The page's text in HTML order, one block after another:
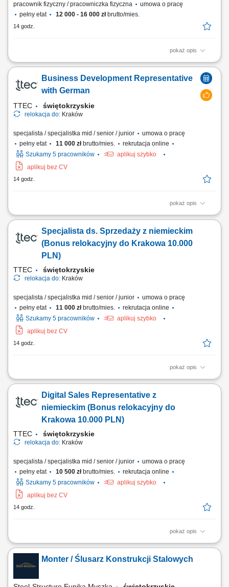
pracownik fizyczny / pracowniczka fizyczna
umowa o pracę
pełny etat
12 000 - 16 000 złbrutto/mies.
14 godz.
pokaż opis
wykonywanie prac spawalniczych metodą MAG (135) oraz TIG/WIG
dokumentacją techniczną, spawanie konstrukcji stalowych, rur oraz
komponentów ze stali węglowej i nierdzewnej, montaż oraz sczepianie
Business Development Representative
with German
TTEC świętokrzyskie
relokacja do: Kraków
specjalista / specjalistka mid / senior / junior
umowa o pracę
pełny etat
11 000 złbrutto/mies.
rekrutacja online
Szukamy 5 pracowników
aplikuj szybko
aplikuj bez CV
14 godz.
pokaż opis
Relocate to Krakow with 10.000 PLN bonus! Your potential has a place
Development Representative with German-English working hybrid in
Krakow, Poland, you’ll be a part of bringing humanity to business.
#experienceTTEC Our employees...
Specjalista ds. Sprzedaży z niemieckim
(Bonus relokacyjny do Krakowa 10.000
PLN)
TTEC świętokrzyskie
relokacja do: Kraków
specjalista / specjalistka mid / senior / junior
umowa o pracę
pełny etat
11 000 złbrutto/mies.
rekrutacja online
Szukamy 5 pracowników
aplikuj szybko
aplikuj bez CV
14 godz.
pokaż opis
Relocate to Krakow with 10.000 PLN bonus! Your potential has a place
Sales Representative with German-English working hybrid in Krakow,
Poland, you’ll be a part of bringing humanity to business.
#experienceTTEC Our employees have...
Digital Sales Representative z
niemieckim (Bonus relokacyjny do
Krakowa 10.000 PLN)
TTEC świętokrzyskie
relokacja do: Kraków
specjalista / specjalistka mid / senior / junior
umowa o pracę
pełny etat
10 500 złbrutto/mies.
rekrutacja online
Szukamy 5 pracowników
aplikuj szybko
aplikuj bez CV
14 godz.
pokaż opis
Relocate to Krakow with 10.000 PLN bonus! Your potential has a place
here with TTEC's award winning employment experience. As a Digital
Sales Representative with German-English working hybrid in Krakow,
#experienceTTEC Our employees have...
Monter / Ślusarz Konstrukcji Stalowych